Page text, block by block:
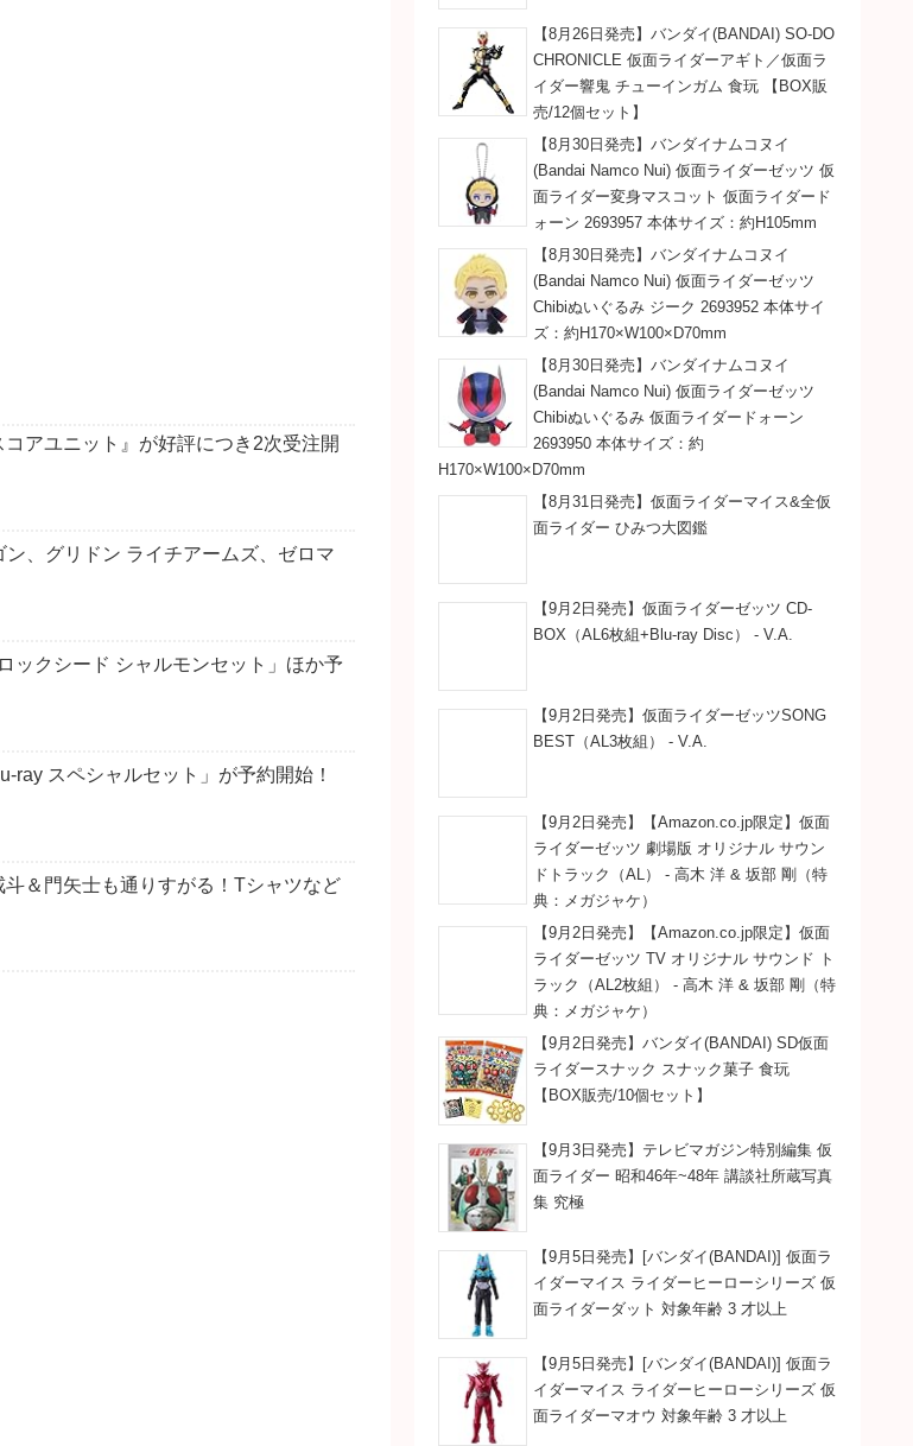
アユニット』が好評につき2次受注開
、グリドン ライチアームズ、ゼロマ
ックシード シャルモンセット」ほか予
ray スペシャルセット」が予約開始！
＆門矢士も通りすがる！Tシャツなど
【8月26日発売】バンダイ(BANDAI) SO-DO
CHRONICLE 仮面ライダーアギト／仮面ラ
イダー響鬼 チューインガム 食玩 【BOX販
売/12個セット】
【8月30日発売】バンダイナムコヌイ
(Bandai Namco Nui) 仮面ライダーゼッツ 仮
面ライダー変身マスコット 仮面ライダード
ォーン 2693957 本体サイズ：約H105mm
【8月30日発売】バンダイナムコヌイ
(Bandai Namco Nui) 仮面ライダーゼッツ
Chibiぬいぐるみ ジーク 2693952 本体サイ
ズ：約H170×W100×D70mm
【8月30日発売】バンダイナムコヌイ
(Bandai Namco Nui) 仮面ライダーゼッツ
Chibiぬいぐるみ 仮面ライダードォーン
2693950 本体サイズ：約
H170×W100×D70mm
【8月31日発売】仮面ライダーマイス&全仮
面ライダー ひみつ大図鑑
【9月2日発売】仮面ライダーゼッツ CD-
BOX（AL6枚組+Blu-ray Disc） - V.A.
【9月2日発売】仮面ライダーゼッツSONG
BEST（AL3枚組） - V.A.
【9月2日発売】【Amazon.co.jp限定】仮面
ライダーゼッツ 劇場版 オリジナル サウン
ドトラック（AL） - 高木 洋 & 坂部 剛（特
典：メガジャケ）
【9月2日発売】【Amazon.co.jp限定】仮面
ライダーゼッツ TV オリジナル サウンド ト
ラック（AL2枚組） - 高木 洋 & 坂部 剛（特
典：メガジャケ）
【9月2日発売】バンダイ(BANDAI) SD仮面
ライダースナック スナック菓子 食玩
【BOX販売/10個セット】
【9月3日発売】テレビマガジン特別編集 仮
面ライダー 昭和46年~48年 講談社所蔵写真
集 究極
【9月5日発売】[バンダイ(BANDAI)] 仮面ラ
イダーマイス ライダーヒーローシリーズ 仮
面ライダーダット 対象年齢 3 才以上
【9月5日発売】[バンダイ(BANDAI)] 仮面ラ
イダーマイス ライダーヒーローシリーズ 仮
面ライダーマオウ 対象年齢 3 才以上